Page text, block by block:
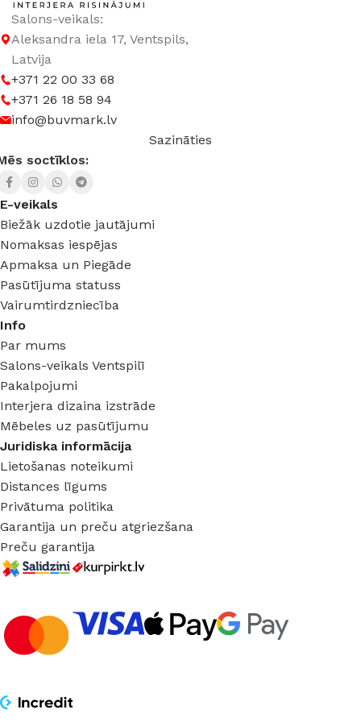
Salons-veikals:
Aleksandra iela 17, Ventspils,
Latvija
+371 22 00 33 68
+371 26 18 58 94
info@buvmark.lv
Sazināties
soctīklos:
E-veikals
Biežāk uzdotie jautājumi
Nomaksas iespējas
Apmaksa un Piegāde
Pasūtījuma statuss
Vairumtirdzniecība
Info
Par mums
Salons-veikals Ventspilī
Pakalpojumi
Interjera dizaina izstrāde
Mēbeles uz pasūtījumu
Juridiska informācija
Lietošanas noteikumi
Distances līgums
Privātuma politika
Garantija un preču atgriezšana
Preču garantija